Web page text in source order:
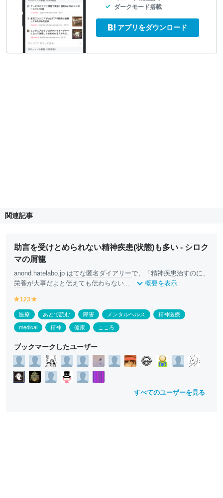
ダークモード搭載
アプリをダウンロード
関連記事
助言を受けとめられない精神疾患(状態)も多い - シロク
マの屑籠
anond.hatelabo.jp はてな匿名ダイアリーで、「精神疾患治すのに、
栄養が大事だよと伝えても伝わらない... 概要を表示
y
e
ll
o
123
e
ll
o
医療 あとで読む 障害 メンタルヘルス 精神医療
medical 精神 健康 こころ
ブックマークしたユーザー
すべてのユーザーを見る